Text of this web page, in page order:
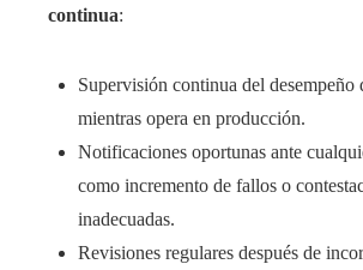
continua:
Supervisión continua del desempeño
mientras opera en producción.
Notificaciones oportunas ante
como incremento de fallos o
inadecuadas.
Revisiones regulares después de